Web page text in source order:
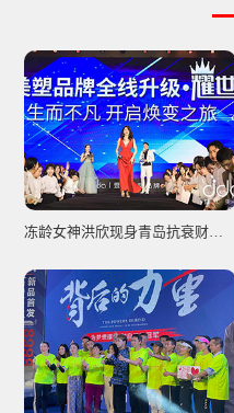
冻龄女神洪欣现身青岛抗衰财智峰会，仪器谱写不老传奇